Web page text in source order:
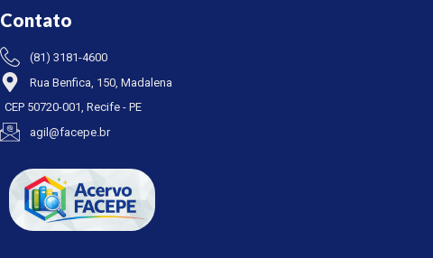
Contato
(81) 3181-4600
Rua Benfica, 150, Madalena
CEP 50720-001, Recife - PE
agil@facepe.br